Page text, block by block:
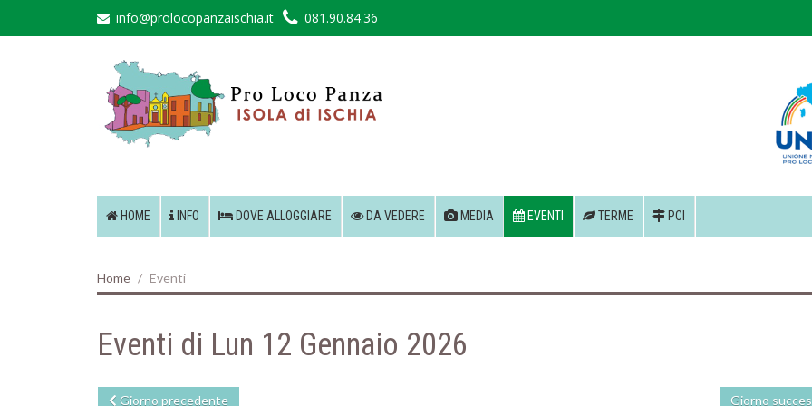
info@prolocopanzaischia.it 081.90.84.36
HOME INFO DOVE ALLOGGIARE DA VEDERE MEDIA EVENTI TERME PCI
Home Eventi
Eventi di Lun 12 Gennaio 2026
Giorno precedente Giorno